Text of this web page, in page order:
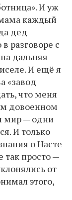
И уж
каждый
дед
разговоре с
дальняя
И ещё я
«завод
что меня
довоенном
мир — одни
И только
о Насте
так просто —
от
этого,